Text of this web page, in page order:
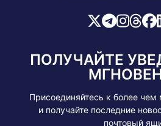
ПОЛУЧАЙТЕ
Присоединяйтесь к более чем
и получайте последние
почтовый